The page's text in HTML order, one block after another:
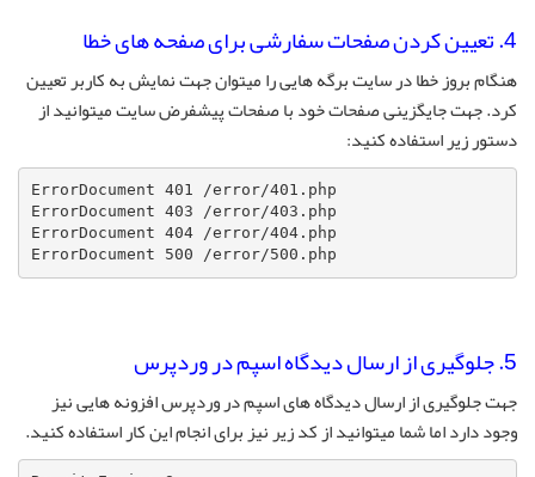
4. تعیین کردن صفحات سفارشی برای صفحه های خطا
هنگام بروز خطا در سایت برگه هایی را میتوان جهت نمایش به کاربر تعیین
کرد. جهت جایگزینی صفحات خود با صفحات پیشفرض سایت میتوانید از
دستور زیر استفاده کنید:
ErrorDocument 401 /error/401.php
ErrorDocument 403 /error/403.php
ErrorDocument 404 /error/404.php
ErrorDocument 500 /error/500.php
5. جلوگیری از ارسال دیدگاه اسپم در وردپرس
جهت جلوگیری از ارسال دیدگاه های اسپم در وردپرس افزونه هایی نیز
وجود دارد اما شما میتوانید از کد زیر نیز برای انجام این کار استفاده کنید.